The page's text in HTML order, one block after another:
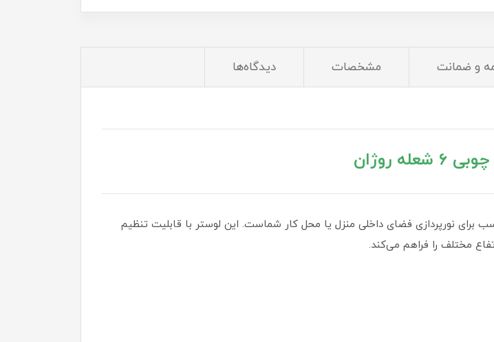
و ضمانت مشخصات دیدگاه‌ها
روژان
برای نورپردازی فضای داخلی منزل یا محل کار شماست. این لوستر با قابلیت تنظیم
مختلف را فراهم می‌کند.